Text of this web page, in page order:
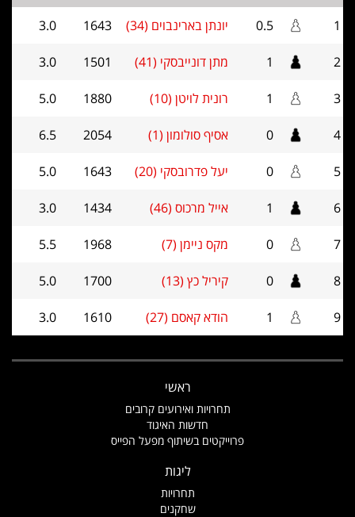
1
0.5 יונתן בארינבוים (34) 1643
3.0
2
1 מתן דונייבסקי (41) 1501
3.0
3
1 רונית לויטן (10) 1880
5.0
4
0 אסיף סולומון (1) 2054
6.5
5
0 יעל פדרובסקי (20) 1643
5.0
6
1 אייל מרכוס (46) 1434
3.0
7
0 מקס ניימן (7) 1968
5.5
8
0 קיריל כץ (13) 1700
5.0
9
1 הודא קאסם (27) 1610
3.0
ראשי
תחרויות ואירועים קרובים
חדשות האיגוד
פרוייקטים בשיתוף מפעל הפייס
ליגות
תחרויות
שחקנים